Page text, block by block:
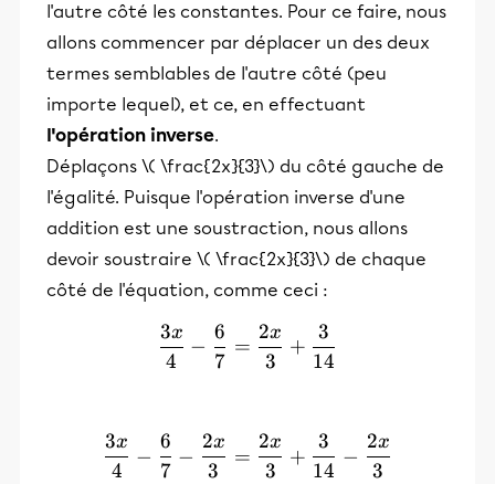
l'autre côté les constantes. Pour ce faire, nous
allons commencer par déplacer un des deux
termes semblables de l'autre côté (peu
importe lequel), et ce, en effectuant
l'opération inverse.
Déplaçons \( \frac{2x}{3}\) du côté gauche de
l'égalité. Puisque l'opération inverse d'une
addition est une soustraction, nous allons
devoir soustraire \( \frac{2x}{3}\) de chaque
côté de l'équation, comme ceci :
\frac{3x}{4} -
4
3x
−
7
6
=
3
2x
+
14
3
\frac{3x}{4} -
4
3x
−
7
6
−
3
2x
=
3
2x
+
14
3
−
3
2x